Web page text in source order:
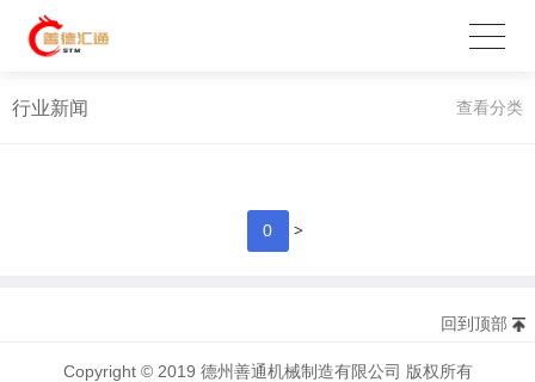
行业新闻 查看分类
0 >
回到顶部
Copyright © 2019 德州善通机械制造有限公司 版权所有